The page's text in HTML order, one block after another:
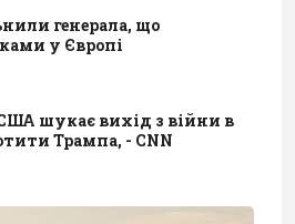
генерала, що
у Європі
шукає вихід з війни в
Трампа, - CNN